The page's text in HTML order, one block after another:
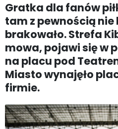
Gratka dla fanów
tam z pewnością nie
brakowało. Strefa
mowa, pojawi się w
na placu pod
Miasto wynajęło
firmie.